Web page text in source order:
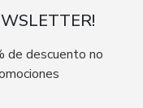
de descuento no